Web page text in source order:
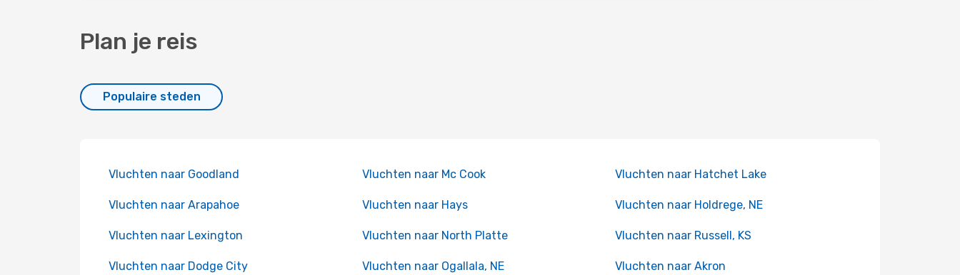
Plan je reis
Populaire steden
Vluchten naar Goodland Vluchten naar Mc Cook Vluchten naar Hatchet Lake
Vluchten naar Arapahoe Vluchten naar Hays Vluchten naar Holdrege, NE
Vluchten naar Lexington Vluchten naar North Platte Vluchten naar Russell, KS
Vluchten naar Dodge City Vluchten naar Ogallala, NE Vluchten naar Akron